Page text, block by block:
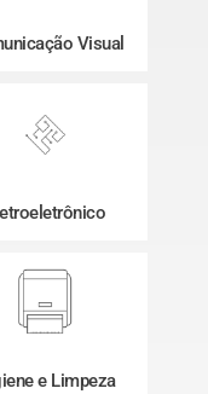
Visual
e Limpeza